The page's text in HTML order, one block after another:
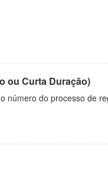
ou Curta Duração)
número do processo de